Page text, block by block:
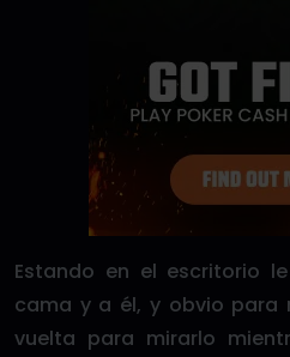
Estando en el escritorio
cama y a él, y obvio para
vuelta para mirarlo